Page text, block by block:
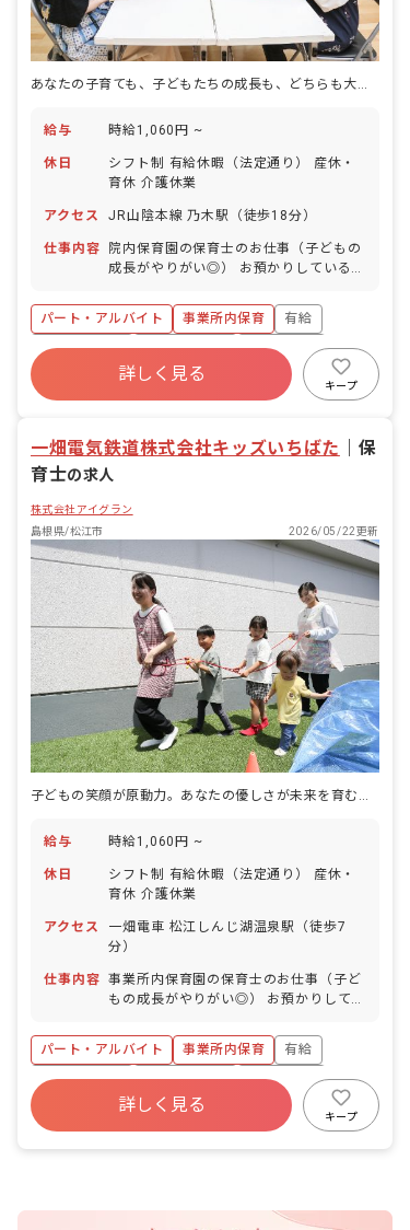
給与 時給1,060円 ~
休日
シフト制 有給休暇（法定通り） 産休・
育休 介護休業
アクセス JR山陰本線 乃木駅（徒歩18分）
仕事内容
院内保育園の保育士のお仕事（子どもの
成長がやりがい◎） お預かりしている子
食事・睡眠・排泄・清潔・衣類の着脱等
・集団生活を通じた社会性の装着 ・行事
の計画・実行、お知らせの作成
パート・アルバイト 事業所内保育
有給
福利厚生充実
産休育休制度
未経験歓迎
WEB面接OK
詳しく見る
キープ
一畑電気鉄道株式会社キッズいちばた
保
育士の求人
株式会社アイグラン
島根県/松江市
2026/05/22更新
給与 時給1,060円 ~
休日
シフト制 有給休暇（法定通り） 産休・
育休 介護休業
アクセス
一畑電車 松江しんじ湖温泉駅（徒歩7
分）
仕事内容 事業所内保育園の保育士のお仕事（子ど
もの成長がやりがい◎） お預かりしてい
す。 ・食事・睡眠・排泄・清潔・衣類の
着脱等 ・集団生活を通じた社会性の装着
・行事の計画・実行、お知らせの作成
パート・アルバイト 事業所内保育
有給
福利厚生充実
産休育休制度
未経験歓迎
WEB面接OK
詳しく見る
キープ